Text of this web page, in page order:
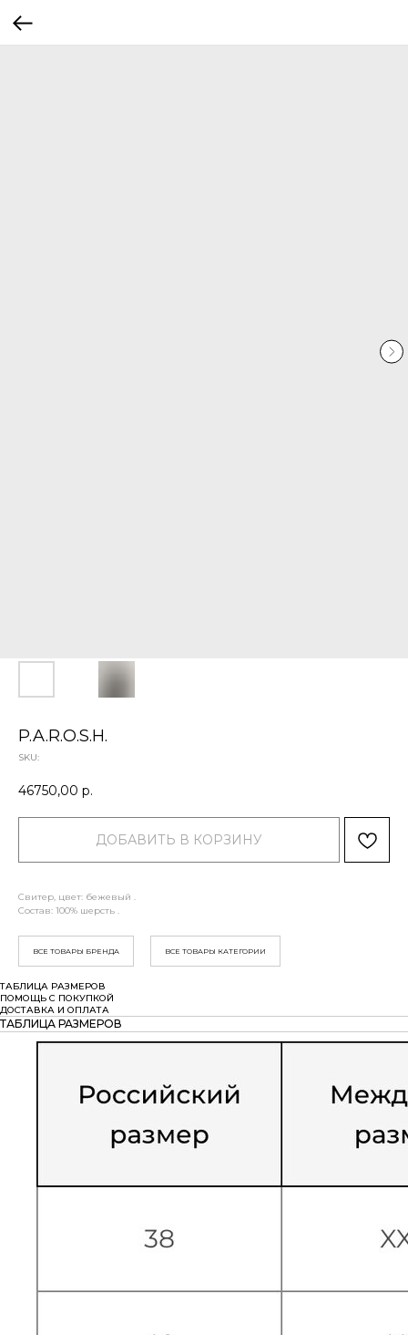
P.A.R.O.S.H.
SKU:
46750,00 р.
ДОБАВИТЬ В КОРЗИНУ
Свитер, цвет: бежевый .
Состав: 100% шерсть .
ВСЕ ТОВАРЫ БРЕНДА ВСЕ ТОВАРЫ КАТЕГОРИИ
ТАБЛИЦА РАЗМЕРОВ
ПОМОЩЬ С ПОКУПКОЙ
ДОСТАВКА И ОПЛАТА
ТАБЛИЦА РАЗМЕРОВ